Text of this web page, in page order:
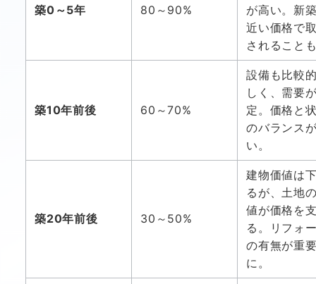
築0～5年 80～90%
が高い。新
近い価格で
されること
築10年前後 60～70%
設備も比較
しく、需要
定。価格と
のバランス
い。
築20年前後 30～50%
建物価値は
るが、土地
値が価格を
る。リフォ
の有無が重
に。